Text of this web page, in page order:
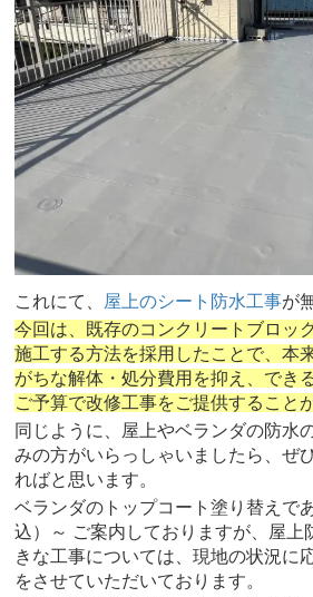
これにて、 屋上のシート防水工事が
今回は、既存のコンクリートブロッ
施工する方法を採用したことで、本
がちな解体・処分費用を抑え、でき
ご予算で改修工事をご提供すること
同じように、屋上やベランダの防水
みの方がいらっしゃいましたら、ぜ
ればと思います。
ベランダのトップコート塗り替えで
込）～ ご案内しておりますが、屋上
きな工事については、現地の状況に
をさせていただいております。